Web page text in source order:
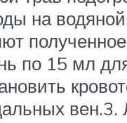
на
по 15 мл
вен.3.